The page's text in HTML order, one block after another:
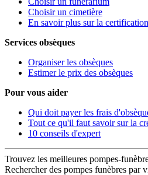
Choisir un cimetière
En savoir plus sur la
Services obsèques
Organiser les obsèques
Estimer le prix des obsèques
Pour vous aider
Qui doit payer les frais
Tout ce qu'il faut savoir sur la
10 conseils d'expert
Trouvez les meilleures pompes-
Rechercher des pompes funèbres par